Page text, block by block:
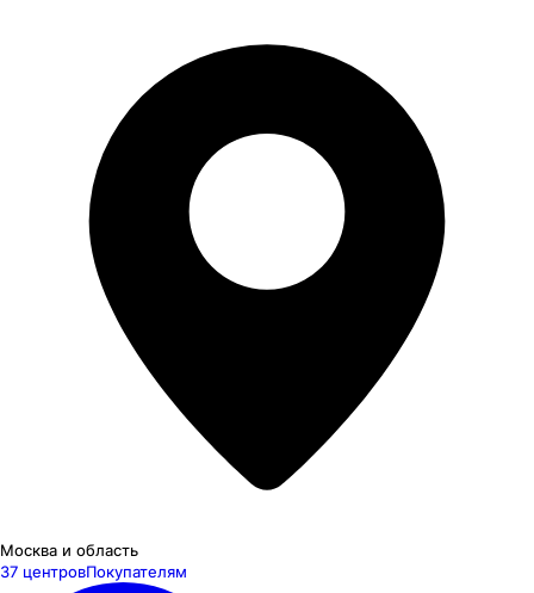
Москва и область
37 центровПокупателям